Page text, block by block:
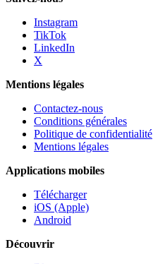
Instagram
TikTok
LinkedIn
X
Mentions légales
Contactez-nous
Conditions générales
Politique de confidentialité
Mentions légales
Applications mobiles
Télécharger
iOS (Apple)
Android
Découvrir